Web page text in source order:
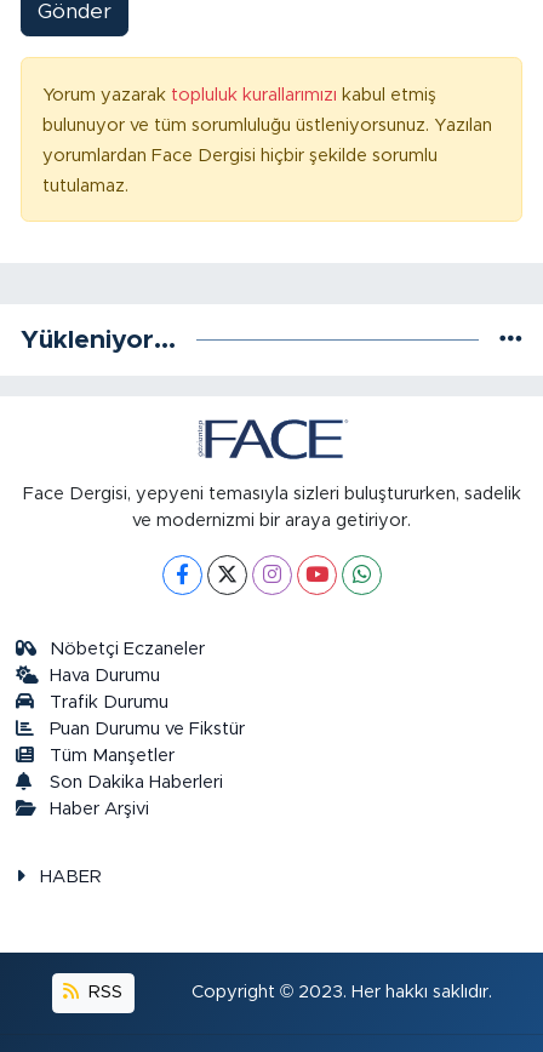
Gönder
Yorum yazarak topluluk kurallarımızı kabul etmiş
bulunuyor ve tüm sorumluluğu üstleniyorsunuz. Yazılan
yorumlardan Face Dergisi hiçbir şekilde sorumlu
tutulamaz.
Yükleniyor...
Face Dergisi, yepyeni temasıyla sizleri buluştururken, sadelik
ve modernizmi bir araya getiriyor.
Nöbetçi Eczaneler
Hava Durumu
Trafik Durumu
Puan Durumu ve Fikstür
Tüm Manşetler
Son Dakika Haberleri
Haber Arşivi
HABER
RSS Copyright © 2023. Her hakkı saklıdır.